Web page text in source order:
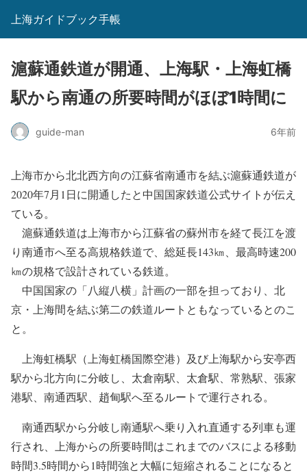
上海ガイドブック手帳
滬蘇通鉄道が開通、上海駅・上海虹橋
駅から南通の所要時間がほぼ1時間に
guide-man 6年前
上海市から北北西方向の江蘇省南通市を結ぶ滬蘇通鉄道が
2020年7月1日に開通したと中国国家鉄道公式サイトが伝え
ている。
滬蘇通鉄道は上海市から江蘇省の蘇州市を経て長江を渡
り南通市へ至る高規格鉄道で、総延長143㎞、最高時速200
㎞の規格で設計されている鉄道。
中国国家の「八縦八横」計画の一部を担っており、北
京・上海間を結ぶ第二の鉄道ルートともなっているとのこ
と。
上海虹橋駅（上海虹橋国際空港）及び上海駅から安亭西
駅から北方向に分岐し、太倉南駅、太倉駅、常熟駅、張家
港駅、南通西駅、趙甸駅へ至るルートで運行される。
南通西駅から分岐し南通駅へ乗り入れ直通する列車も運
行され、上海からの所要時間はこれまでのバスによる移動
時間3.5時間から1時間強と大幅に短縮されることになると